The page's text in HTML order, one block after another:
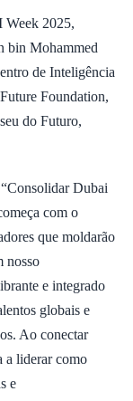
Week 2025,
bin Mohammed
de Inteligência
Foundation,
do Futuro,
Dubai
com o
que moldarão
nosso
e integrado
globais e
Ao conectar
a liderar como
e